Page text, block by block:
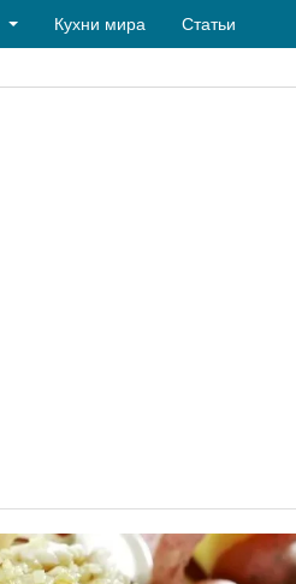
Кухни мира Статьи